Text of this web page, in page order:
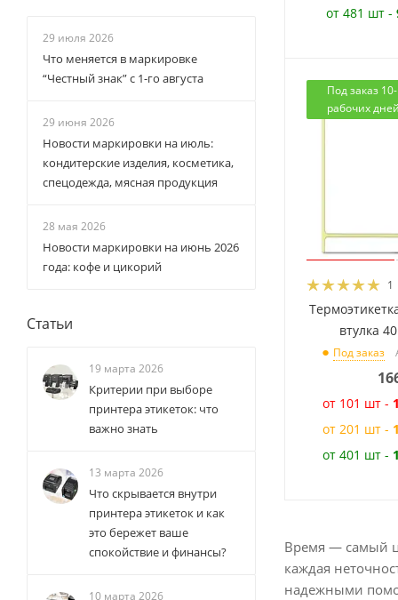
от 481 шт -
Под заказ
рабочих дней
1
втулка
Под заказ
от 101 шт -
от 201 шт -
от 401 шт -
Время — самый
каждая
надежными
29 июля 2026
Что меняется в маркировке
“Честный знак” с 1-го августа
29 июня 2026
Новости маркировки на июль:
кондитерские изделия, косметика,
спецодежда, мясная продукция
28 мая 2026
Новости маркировки на июнь 2026
года: кофе и цикорий
Статьи
19 марта 2026
Критерии при выборе
принтера этикеток: что
важно знать
13 марта 2026
Что скрывается внутри
принтера этикеток и как
это бережет ваше
спокойствие и финансы?
10 марта 2026